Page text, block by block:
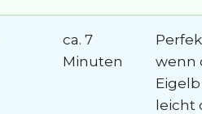
ca. 7
Minuten
wenn
leicht